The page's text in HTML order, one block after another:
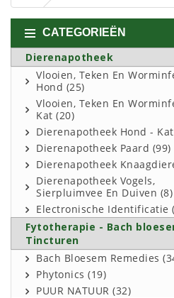
CATEGORIEËN
Dierenapotheek
Vlooien, Teken En
Hond (25)
Vlooien, Teken En
Kat (20)
Dierenapotheek Hond -
Dierenapotheek Paard (99)
Dierenapotheek
Dierenapotheek Vogels,
Sierpluimvee En Duiven (8)
Electronische Identificatie
Fytotherapie - Bach
Tincturen
Bach Bloesem Remedies
Phytonics (19)
PUUR NATUUR (32)